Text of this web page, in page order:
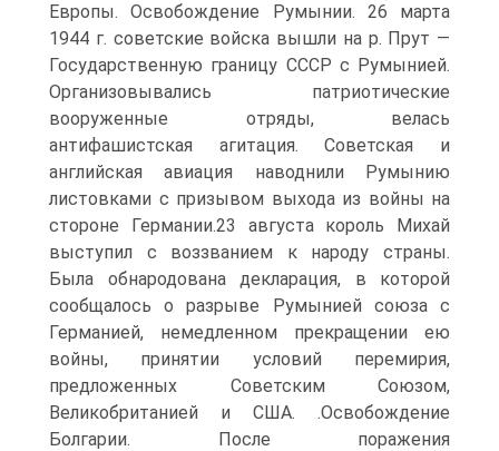
Европы. Освобождение Румынии. 26 марта
1944 г. советские войска вышли на р. Прут —
Государственную границу СССР с Румынией.
Организовывались патриотические
вооруженные отряды, велась
антифашистская агитация. Советская и
английская авиация наводнили Румынию
листовками с призывом выхода из войны на
стороне Германии.23 августа король Михай
выступил с воззванием к народу страны.
Была обнародована декларация, в которой
сообщалось о разрыве Румынией союза с
Германией, немедленном прекращении ею
войны, принятии условий перемирия,
предложенных Советским Союзом,
Великобританией и США. .Освобождение
Болгарии. После поражения